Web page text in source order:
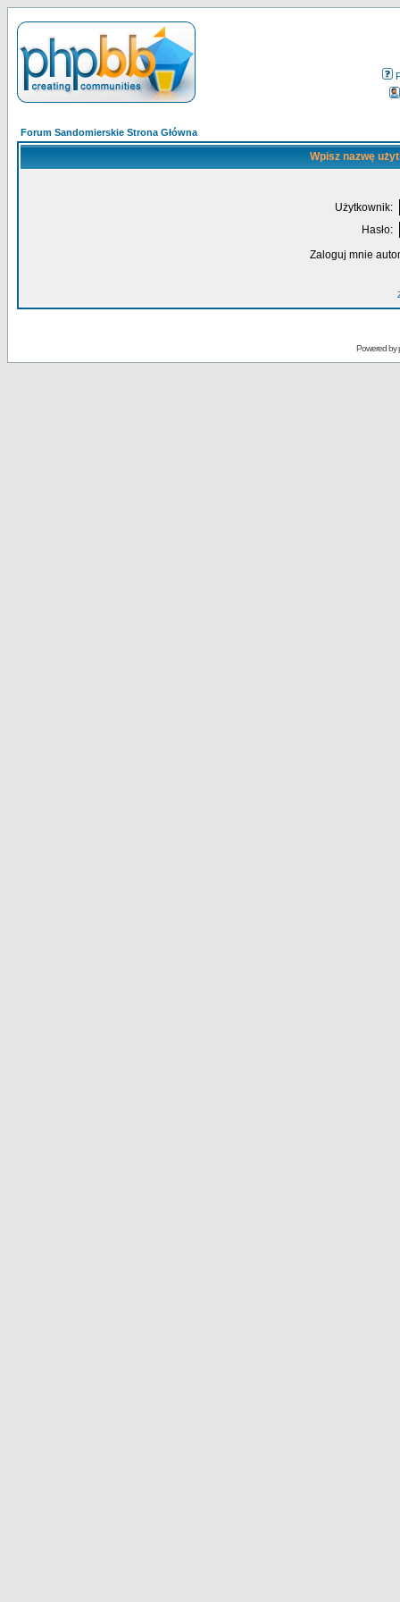
Forum Sandomierskie Strona Główna
Wpisz nazwę
Użytkownik:
Hasło:
Zaloguj mnie
Powered by